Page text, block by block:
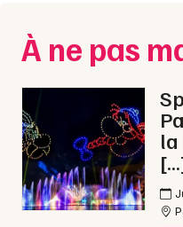
Sports
Sorties famille
Expos
Paris
Strasbourg
Toulouse
Toutes les villes
À ne pas
la